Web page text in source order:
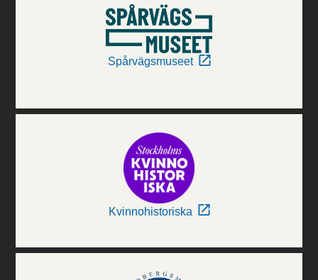
Spårvägsmuseet
Kvinnohistoriska